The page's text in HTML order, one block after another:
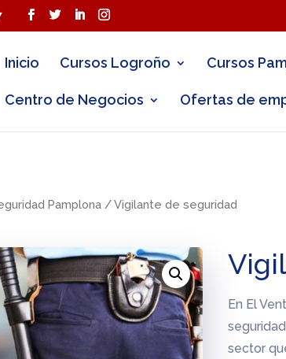
Inicio Cursos Logroño Cursos
Centro de Negocios Ofertas de
Pamplona / Vigilante de seguridad
En El
sector